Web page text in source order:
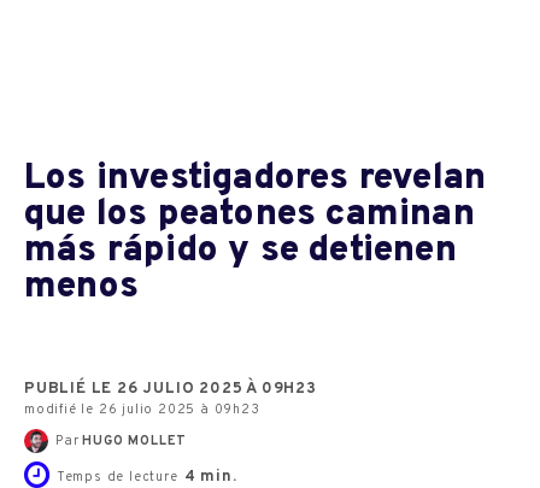
Los investigadores revelan
que los peatones caminan
más rápido y se detienen
menos
PUBLIÉ LE 26 JULIO 2025 À 09H23
modifié le 26 julio 2025 à 09h23
Par HUGO MOLLET
Temps de lecture 4 min.